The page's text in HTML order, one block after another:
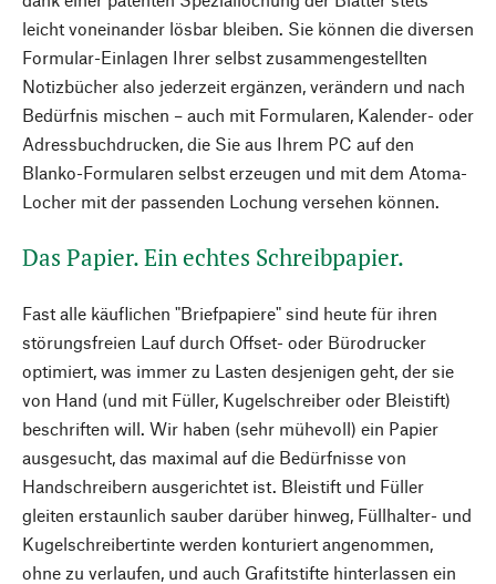
leicht voneinander lösbar bleiben. Sie können die diversen
Formular-Einlagen Ihrer selbst zusammengestellten
Notizbücher also jederzeit ergänzen, verändern und nach
Bedürfnis mischen – auch mit Formularen, Kalender- oder
Adressbuchdrucken, die Sie aus Ihrem PC auf den
Blanko-Formularen selbst erzeugen und mit dem Atoma-
Locher mit der passenden Lochung versehen können.
Das Papier. Ein echtes Schreibpapier.
Fast alle käuflichen "Briefpapiere" sind heute für ihren
störungsfreien Lauf durch Offset- oder Bürodrucker
optimiert, was immer zu Lasten desjenigen geht, der sie
von Hand (und mit Füller, Kugelschreiber oder Bleistift)
beschriften will. Wir haben (sehr mühevoll) ein Papier
ausgesucht, das maximal auf die Bedürfnisse von
Handschreibern ausgerichtet ist. Bleistift und Füller
gleiten erstaunlich sauber darüber hinweg, Füllhalter- und
Kugelschreibertinte werden konturiert angenommen,
ohne zu verlaufen, und auch Grafitstifte hinterlassen ein